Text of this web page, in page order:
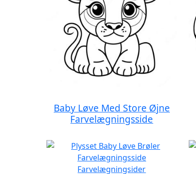
Baby Løve Med Store Øjne
Farvelægningsside